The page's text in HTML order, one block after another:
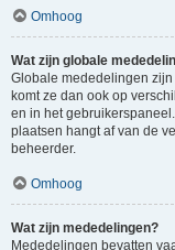
Omhoog
Wat zijn globale
Globale mededelingen
komt ze dan ook op
en in het
plaatsen hangt af van de
beheerder.
Omhoog
Wat zijn mededelingen?
Mededelingen bevatten